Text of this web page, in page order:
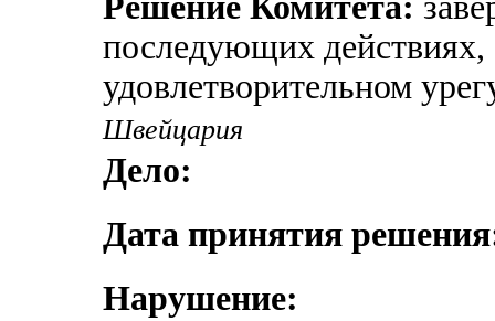
последующих действиях,
удовлетворительном
Швейцария
Дело:
Дата принятия
Нарушение: